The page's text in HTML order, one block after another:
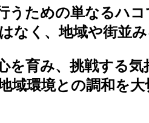
ための単なるハ
なく、地域や街並
育み、挑戦する
域環境との調和を